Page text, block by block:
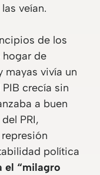
veían.
de los
hogar de
mayas vivía un
crecía sin
a buen
PRI,
política
el “milagro